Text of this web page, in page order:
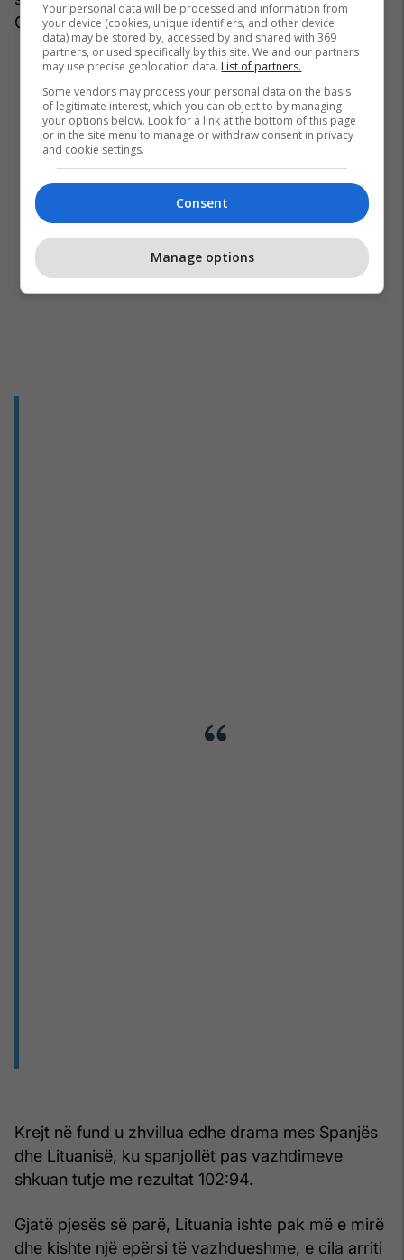
Çekisë, i cili është caktuar për nesër.
Krejt në fund u zhvillua edhe drama mes Spanjës
dhe Lituanisë, ku spanjollët pas vazhdimeve
shkuan tutje me rezultat 102:94.
Gjatë pjesës së parë, Lituania ishte pak më e mirë
dhe kishte një epërsi të vazhdueshme, e cila arriti
Your personal data will be processed and information from
your device (cookies, unique identifiers, and other device
data) may be stored by, accessed by and shared with 369
partners, or used specifically by this site. We and our partners
may use precise geolocation data. List of partners.
Some vendors may process your personal data on the basis
of legitimate interest, which you can object to by managing
your options below. Look for a link at the bottom of this page
or in the site menu to manage or withdraw consent in privacy
and cookie settings.
Consent
Manage options